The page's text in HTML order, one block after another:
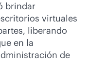
brindar
virtuales
liberando
en la
de